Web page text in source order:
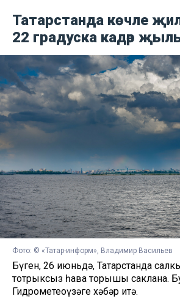
Татарстанда көчле
22 градуска кадәр
Фото: © «Татар-информ», Владимир Васильев
Бүген, 26 июньдә, Татарстанда
тотрыксыз һава торышы саклана.
Гидрометеоүзәге хәбәр итә.